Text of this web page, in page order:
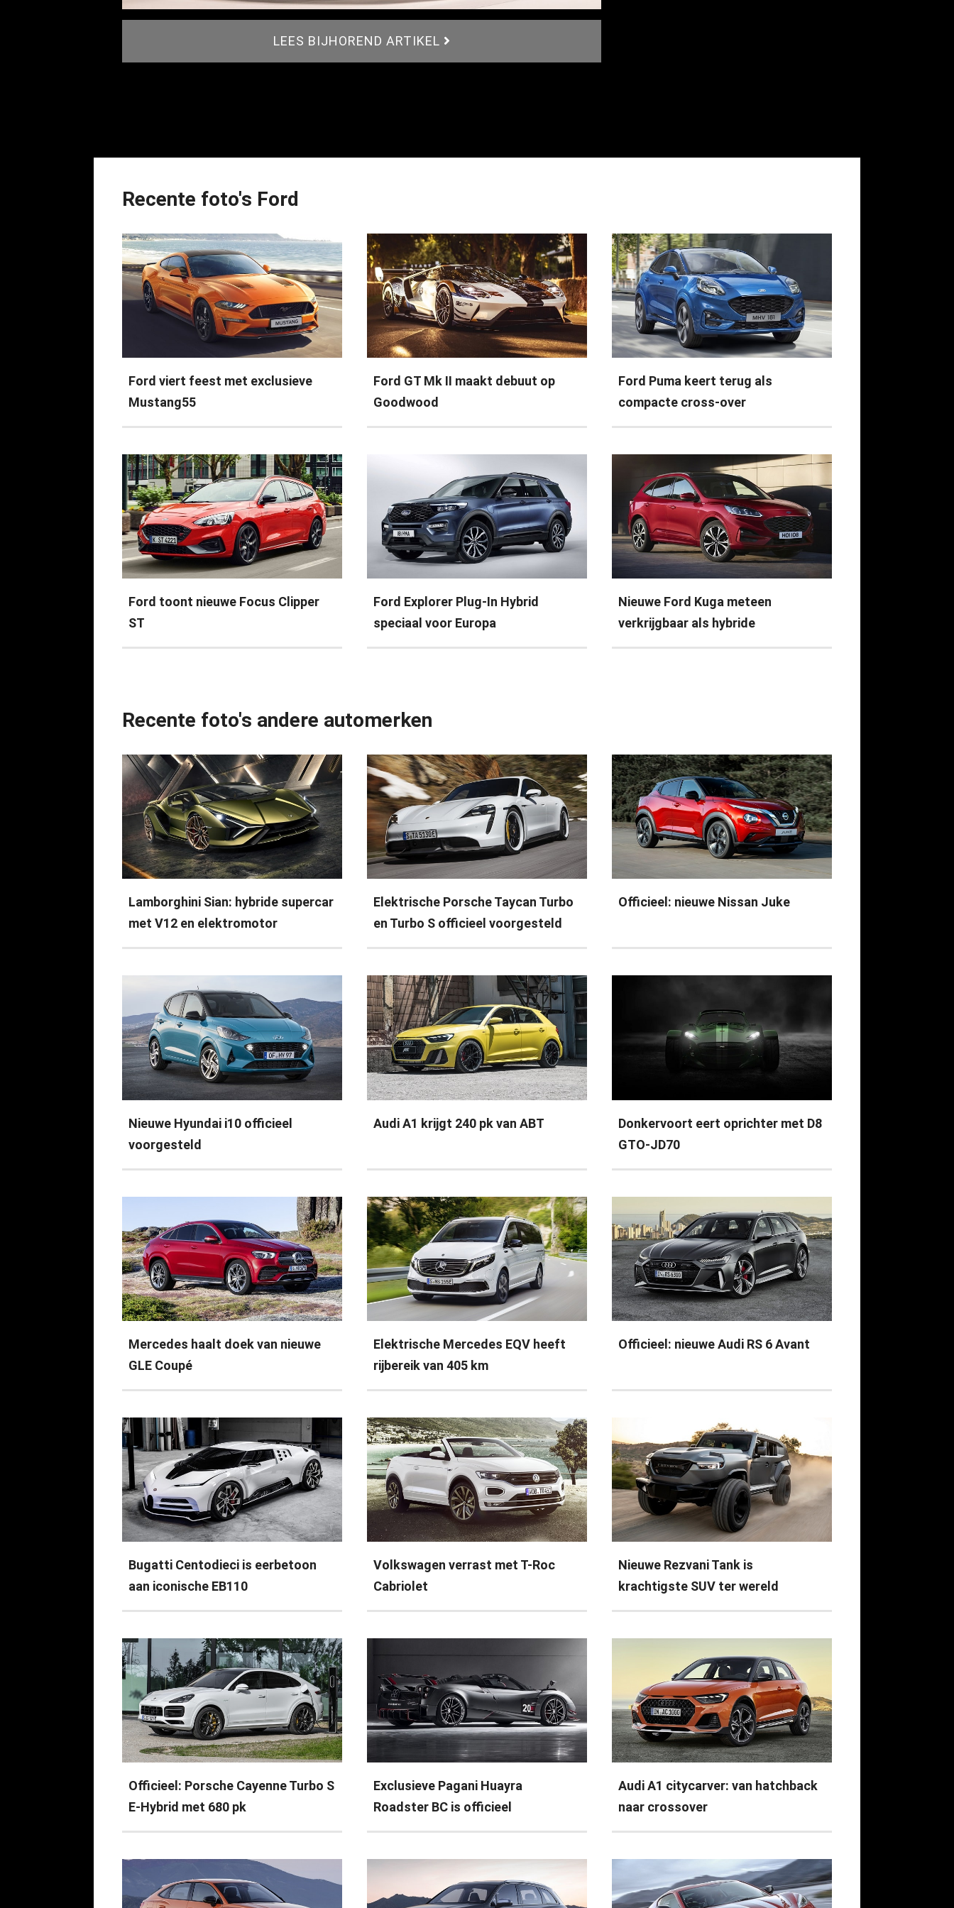
LEES BIJHOREND ARTIKEL
Recente foto's Ford
Ford viert feest met exclusieve
Mustang55
Ford GT Mk II maakt debuut op
Goodwood
Ford Puma keert terug als
compacte cross-over
Ford toont nieuwe Focus Clipper
ST
Ford Explorer Plug-In Hybrid
speciaal voor Europa
Nieuwe Ford Kuga meteen
verkrijgbaar als hybride
Recente foto's andere automerken
Lamborghini Sian: hybride supercar
met V12 en elektromotor
Elektrische Porsche Taycan Turbo
en Turbo S officieel voorgesteld
Officieel: nieuwe Nissan Juke
Nieuwe Hyundai i10 officieel
voorgesteld
Audi A1 krijgt 240 pk van ABT
Donkervoort eert oprichter met D8
GTO-JD70
Mercedes haalt doek van nieuwe
GLE Coupé
Elektrische Mercedes EQV heeft
rijbereik van 405 km
Officieel: nieuwe Audi RS 6 Avant
Bugatti Centodieci is eerbetoon
aan iconische EB110
Volkswagen verrast met T-Roc
Cabriolet
Nieuwe Rezvani Tank is
krachtigste SUV ter wereld
Officieel: Porsche Cayenne Turbo S
E-Hybrid met 680 pk
Exclusieve Pagani Huayra
Roadster BC is officieel
Audi A1 citycarver: van hatchback
naar crossover